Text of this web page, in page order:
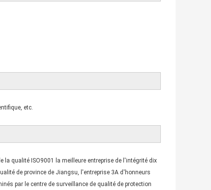
etc.
qualité ISO9001 la meilleure entreprise de l'intégrité dix
de province de Jiangsu, l'entreprise 3A d'honneurs
par le centre de surveillance de qualité de protection